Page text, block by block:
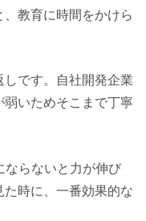
教育に時間をかけら
です。自社開発企業
いためそこまで丁寧
ならないと力が伸び
時に、一番効果的な